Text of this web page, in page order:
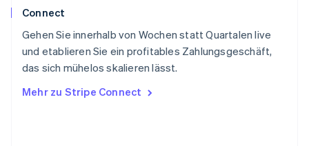
Connect
Gehen Sie innerhalb von Wochen statt Quartalen live
und etablieren Sie ein profitables Zahlungsgeschäft,
das sich mühelos skalieren lässt.
Mehr zu Stripe Connect
Schweiz
Singapur
English简体中文
Slowakei
Slowenien